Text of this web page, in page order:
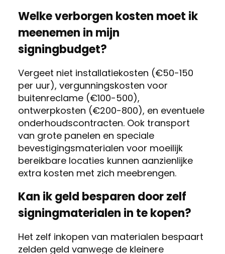
Welke verborgen kosten moet ik
meenemen in mijn
signingbudget?
Vergeet niet installatiekosten (€50-150
per uur), vergunningskosten voor
buitenreclame (€100-500),
ontwerpkosten (€200-800), en eventuele
onderhoudscontracten. Ook transport
van grote panelen en speciale
bevestigingsmaterialen voor moeilijk
bereikbare locaties kunnen aanzienlijke
extra kosten met zich meebrengen.
Kan ik geld besparen door zelf
signingmaterialen in te kopen?
Het zelf inkopen van materialen bespaart
zelden geld vanwege de kleinere